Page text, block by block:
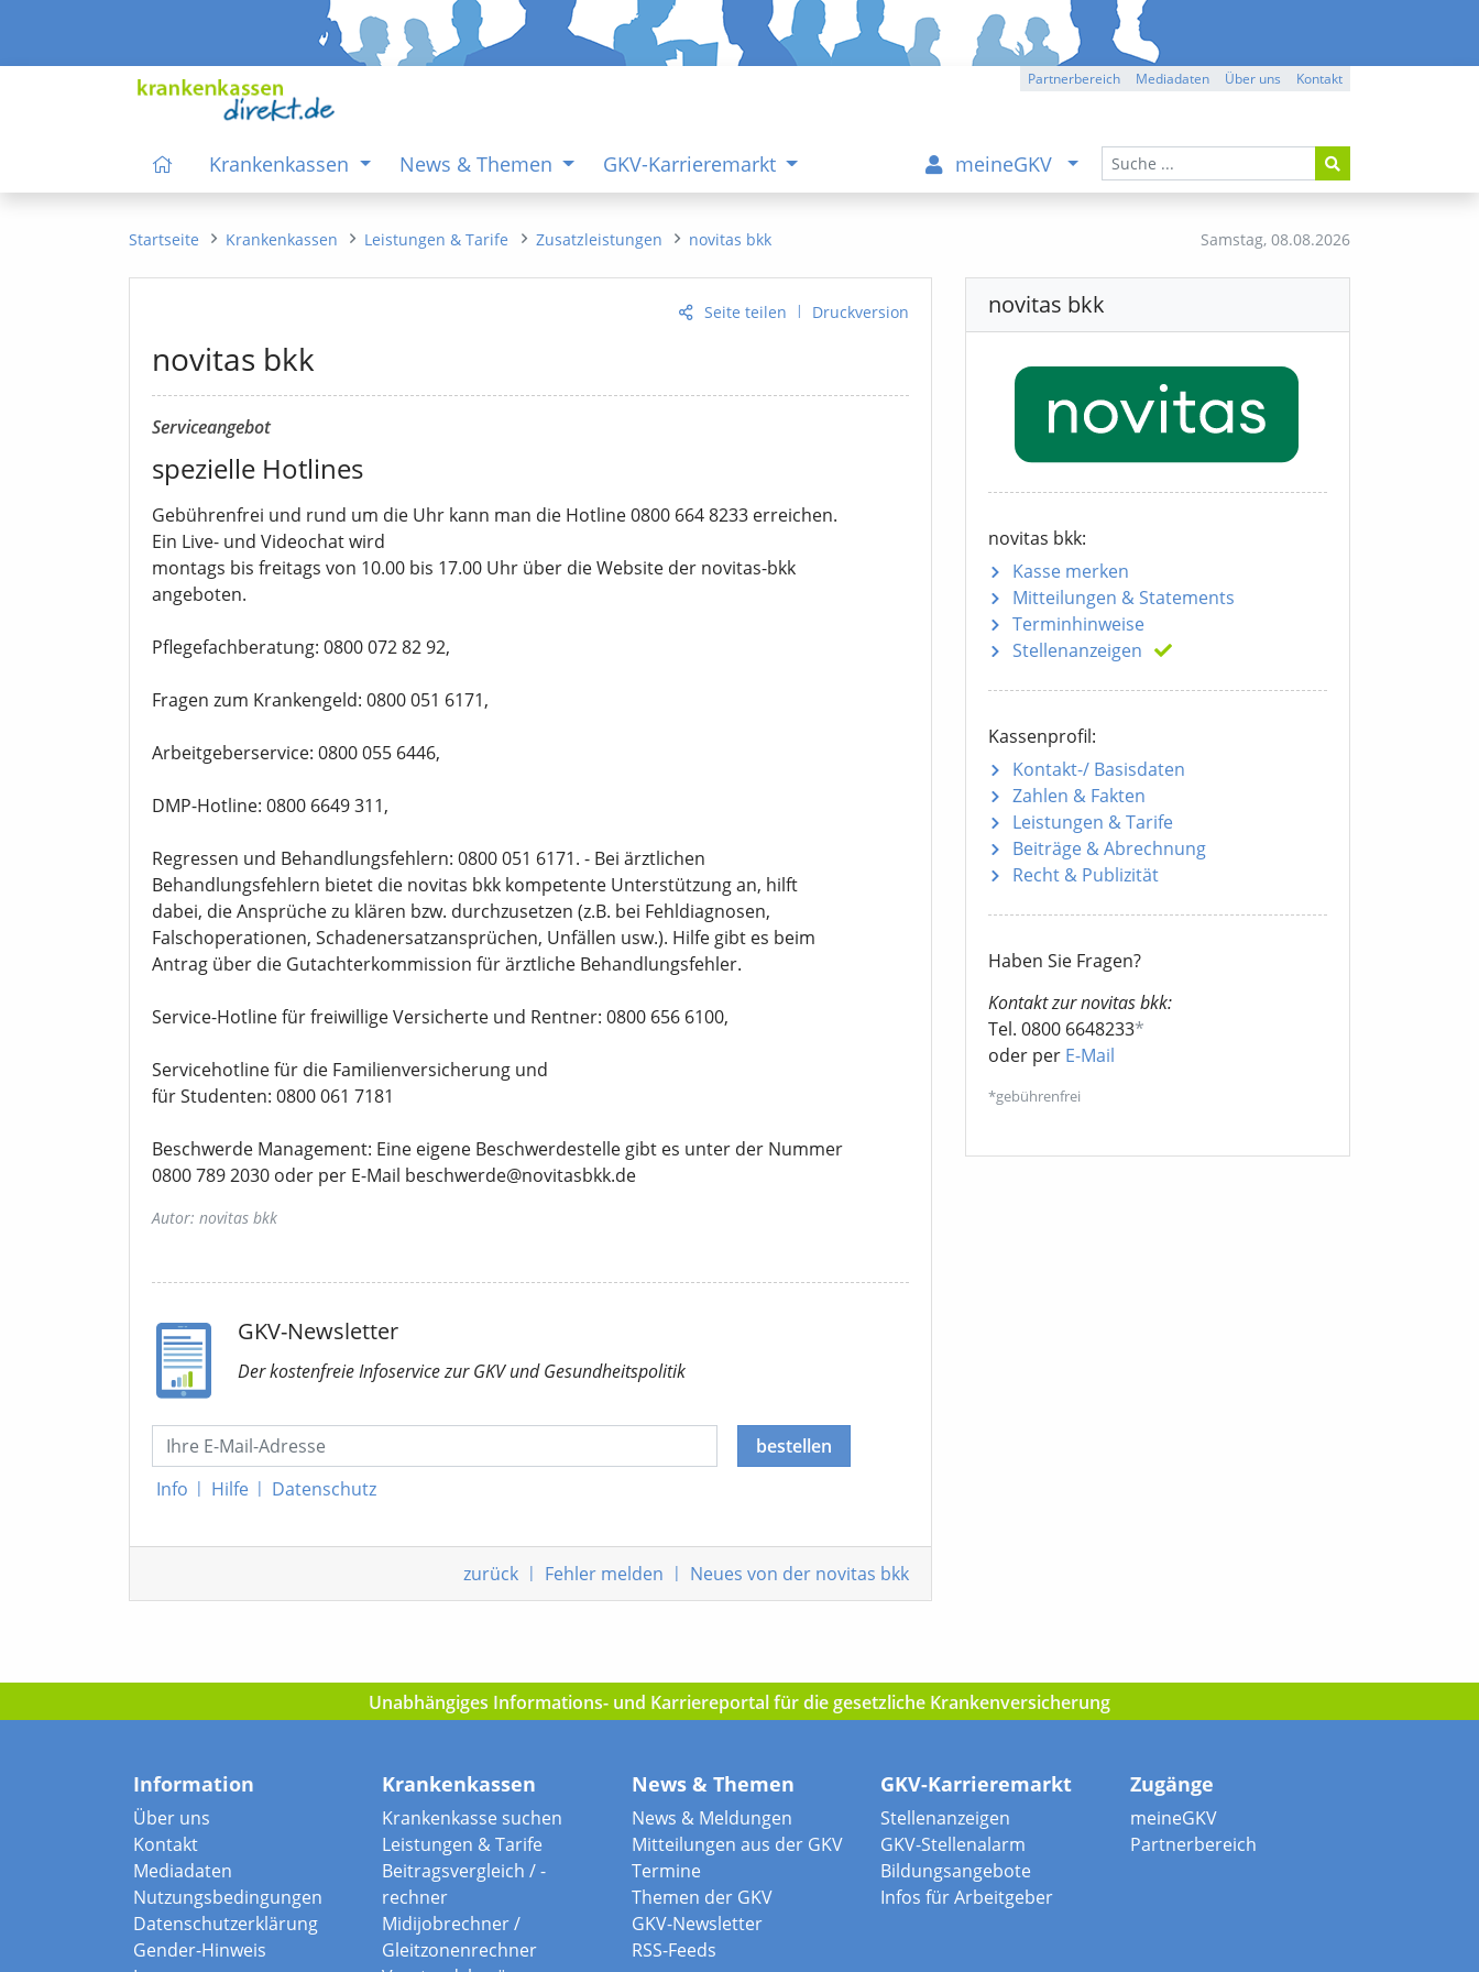
Partnerbereich Mediadaten Über uns Kontakt
Krankenkassen News & Themen GKV-Karrieremarkt meineGKV
Samstag, 08.08.2026
Startseite Krankenkassen Leistungen & Tarife Zusatzleistungen novitas bkk
Seite teilen | Druckversion
novitas bkk
Serviceangebot
spezielle Hotlines
Gebührenfrei und rund um die Uhr kann man die Hotline 0800 664 8233 erreichen.
Ein Live- und Videochat wird
montags bis freitags von 10.00 bis 17.00 Uhr über die Website der novitas-bkk
angeboten.
Pflegefachberatung: 0800 072 82 92,
Fragen zum Krankengeld: 0800 051 6171,
Arbeitgeberservice: 0800 055 6446,
DMP-Hotline: 0800 6649 311,
Regressen und Behandlungsfehlern: 0800 051 6171. - Bei ärztlichen
Behandlungsfehlern bietet die novitas bkk kompetente Unterstützung an, hilft
dabei, die Ansprüche zu klären bzw. durchzusetzen (z.B. bei Fehldiagnosen,
Falschoperationen, Schadenersatzansprüchen, Unfällen usw.). Hilfe gibt es beim
Antrag über die Gutachterkommission für ärztliche Behandlungsfehler.
Service-Hotline für freiwillige Versicherte und Rentner: 0800 656 6100,
Servicehotline für die Familienversicherung und
für Studenten: 0800 061 7181
Beschwerde Management: Eine eigene Beschwerdestelle gibt es unter der Nummer
0800 789 2030 oder per E-Mail beschwerde@novitasbkk.de
Autor: novitas bkk
GKV-Newsletter
Der kostenfreie Infoservicezur GKVund Gesundheitspolitik
Info | Hilfe | Datenschutz
bestellen
zurück | Fehler melden | Neues von der novitas bkk
novitas bkk
novitas bkk:
Kasse merken
Mitteilungen & Statements
Terminhinweise
Stellenanzeigen
Kassenprofil:
Kontakt-/ Basisdaten
Zahlen & Fakten
Leistungen & Tarife
Beiträge & Abrechnung
Recht & Publizität
Haben Sie Fragen?
Kontakt zur novitas bkk:
Tel. 0800 6648233*
oder per E-Mail
*gebührenfrei
Unabhängiges Informations- und Karriereportal für die gesetzliche Krankenversicherung
Information
Über uns
Kontakt
Mediadaten
Nutzungsbedingungen
Datenschutzerklärung
Gender-Hinweis
Krankenkassen
Krankenkasse suchen
Leistungen & Tarife
Beitragsvergleich / -
rechner
Midijobrechner /
Gleitzonenrechner
News & Themen
News & Meldungen
Mitteilungen aus der GKV
Termine
Themen der GKV
GKV-Newsletter
RSS-Feeds
GKV-Karrieremarkt
Stellenanzeigen
GKV-Stellenalarm
Bildungsangebote
Infos für Arbeitgeber
Zugänge
meineGKV
Partnerbereich